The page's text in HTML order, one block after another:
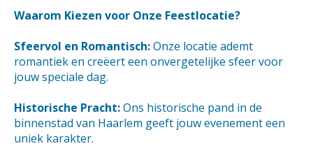
Waarom Kiezen voor Onze Feestlocatie?
Sfeervol en Romantisch:Onze locatie ademt
romantiek en creëert een onvergetelijke sfeer voor
jouw speciale dag.
Historische Pracht:Ons historische pand in de
binnenstad van Haarlem geeft jouw evenement een
uniek karakter.